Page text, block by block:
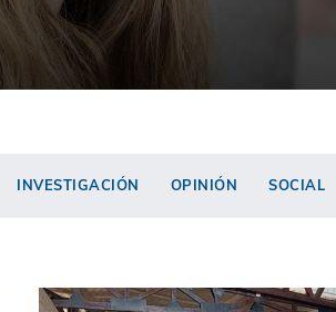
INVESTIGACIÓN OPINIÓN SOCIAL